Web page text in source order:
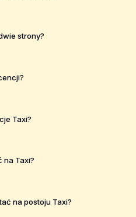
strony?
Taxi?
na Taxi?
na postoju Taxi?